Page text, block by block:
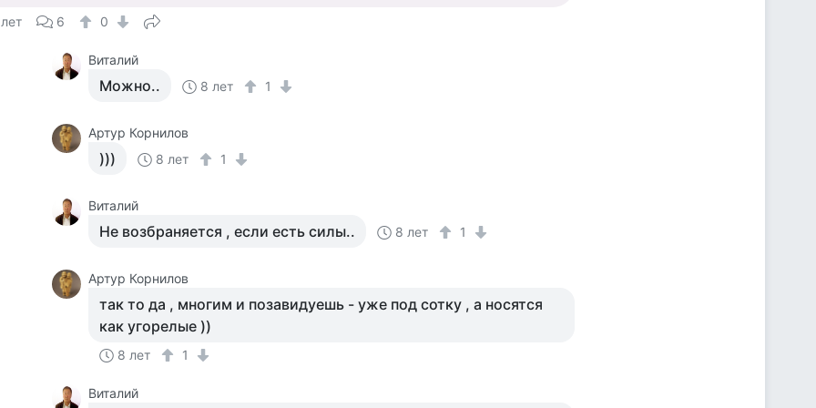
6 0
Виталий
Можно.. 8 лет 1
Артур Корнилов
))) 8 лет 1
Виталий
Не возбраняется , если есть силы.. 8 лет 1
Артур Корнилов
так то да , многим и позавидуешь - уже под сотку , а носятся
как угорелые ))
8 лет 1
Виталий